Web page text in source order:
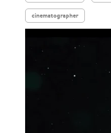
cinematographer